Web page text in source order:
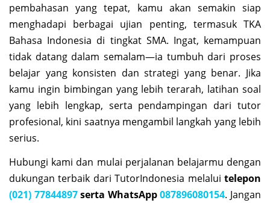
pembahasan yang tepat, kamu akan semakin siap
menghadapi berbagai ujian penting, termasuk TKA
Bahasa Indonesia di tingkat SMA. Ingat, kemampuan
tidak datang dalam semalam—ia tumbuh dari proses
belajar yang konsisten dan strategi yang benar. Jika
kamu ingin bimbingan yang lebih terarah, latihan soal
yang lebih lengkap, serta pendampingan dari tutor
profesional, kini saatnya mengambil langkah yang lebih
serius.
Hubungi kami dan mulai perjalanan belajarmu dengan
dukungan terbaik dari TutorIndonesia melalui telepon
(021) 77844897serta WhatsApp087896080154. Jangan